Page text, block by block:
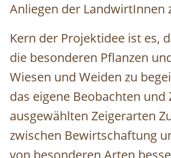
Anliegen der LandwirtInnen
Kern der Projektidee ist es,
die besonderen Pflanzen
Wiesen und Weiden zu
das eigene Beobachten und
ausgewählten Zeigerarten
zwischen Bewirtschaftung